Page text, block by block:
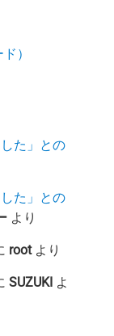
）
た」との
た」との
より
rootより
SUZUKI よ